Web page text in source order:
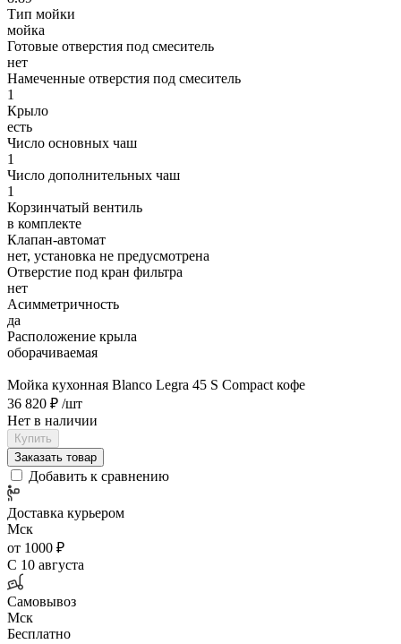
Тип мойки
мойка
Готовые отверстия под смеситель
нет
Намеченные отверстия под смеситель
1
Крыло
есть
Число основных чаш
1
Число дополнительных чаш
1
Корзинчатый вентиль
в комплекте
Клапан-автомат
нет, установка не предусмотрена
Отверстие под кран фильтра
нет
Асимметричность
да
Расположение крыла
оборачиваемая
Мойка кухонная Blanco Legra 45 S Compact кофе
36 820 ₽ /шт
Нет в наличии
Купить
Заказать товар
Добавить к сравнению
Доставка курьером
Мск
от 1000 ₽
С 10 августа
Самовывоз
Мск
Бесплатно